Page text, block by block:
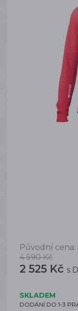
Původní cena:
4 590 Kč
2 525 Kč s
SKLADEM
DODÁNÍ DO 1-3